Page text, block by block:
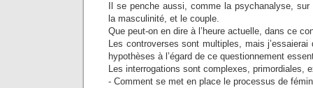
Il se penche aussi, comme la psychanalyse,
la masculinité, et le couple.
Que peut-on en dire à l’heure actuelle, dans ce
Les controverses sont multiples, mais j’essaierai
hypothèses à l’égard de ce questionnement
Les interrogations sont complexes, primordiales,
- Comment se met en place le processus de